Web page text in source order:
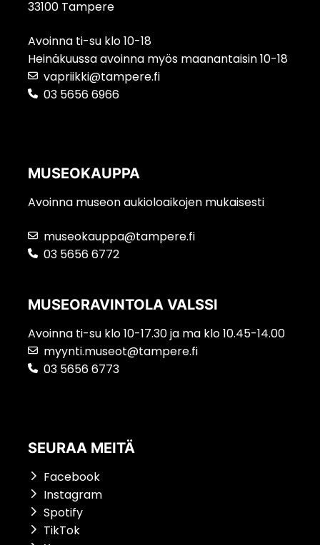
33100 Tampere
Avoinna ti-su klo 10-18
Heinäkuussa avoinna myös maanantaisin 10-18
vapriikki@tampere.fi
03 5656 6966
MUSEOKAUPPA
Avoinna museon aukioloaikojen mukaisesti
museokauppa@tampere.fi
03 5656 6772
MUSEORAVINTOLA VALSSI
Avoinna ti-su klo 10-17.30 ja ma klo 10.45-14.00
myynti.museot@tampere.fi
03 5656 6773
SEURAA MEITÄ
Facebook
Instagram
Spotify
TikTok